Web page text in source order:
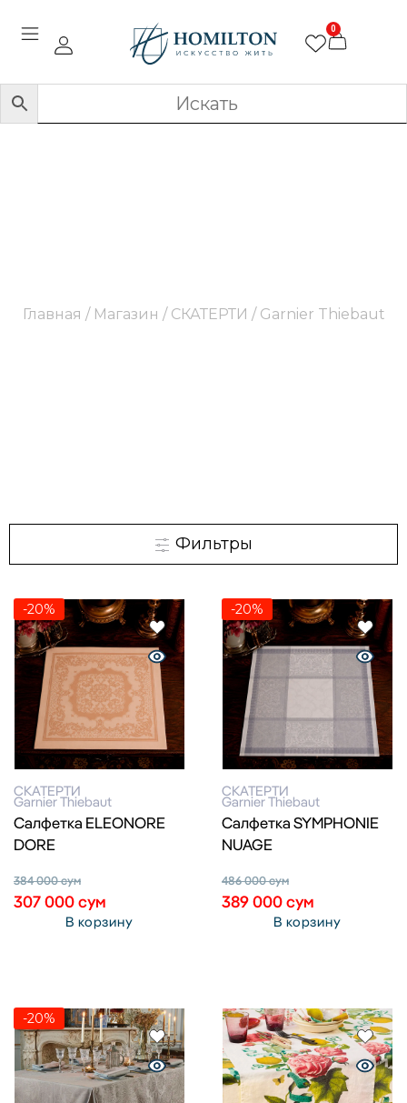
0
Главная / Магазин / СКАТЕРТИ / Garnier Thiebaut
Фильтры
-20%
СКАТЕРТИ
Garnier Thiebaut
Cалфетка ELEONORE
DORE
384 000сум
307 000сум
В корзину
-20%
СКАТЕРТИ
Garnier Thiebaut
Cалфетка SYMPHONIE
NUAGE
486 000сум
389 000сум
В корзину
-20%